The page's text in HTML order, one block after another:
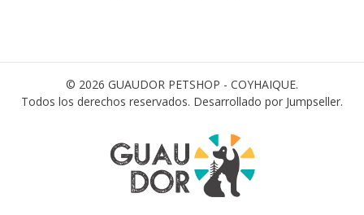
© 2026 GUAUDOR PETSHOP - COYHAIQUE.
Todos los derechos reservados. Desarrollado por Jumpseller.